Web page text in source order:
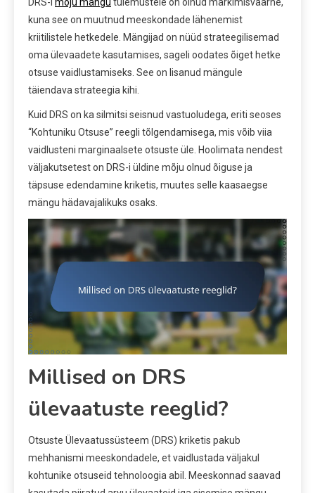
kuna see on muutnud meeskondade lähenemist
kriitilistele hetkedele. Mängijad on nüüd strateegilisemad
oma ülevaadete kasutamises, sageli oodates õiget hetke
otsuse vaidlustamiseks. See on lisanud mängule
täiendava strateegia kihi.
Kuid DRS on ka silmitsi seisnud vastuoludega, eriti seoses
“Kohtuniku Otsuse” reegli tõlgendamisega, mis võib viia
vaidlusteni marginaalsete otsuste üle. Hoolimata nendest
väljakutsetest on DRS-i üldine mõju olnud õiguse ja
täpsuse edendamine kriketis, muutes selle kaasaegse
mängu hädavajalikuks osaks.
Millised on DRS
ülevaatuste reeglid?
Otsuste Ülevaatussüsteem (DRS) kriketis pakub
mehhanismi meeskondadele, et vaidlustada väljakul
kohtunike otsuseid tehnoloogia abil. Meeskonnad saavad